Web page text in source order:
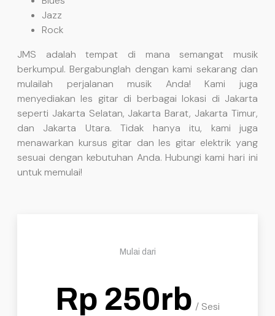
Jazz
Rock
JMS adalah tempat di mana semangat musik
berkumpul. Bergabunglah dengan kami sekarang dan
mulailah perjalanan musik Anda! Kami juga
menyediakan les gitar di berbagai lokasi di Jakarta
seperti Jakarta Selatan, Jakarta Barat, Jakarta Timur,
dan Jakarta Utara. Tidak hanya itu, kami juga
menawarkan kursus gitar dan les gitar elektrik yang
sesuai dengan kebutuhan Anda. Hubungi kami hari ini
untuk memulai!
Mulai dari
Rp 250rb / Sesi